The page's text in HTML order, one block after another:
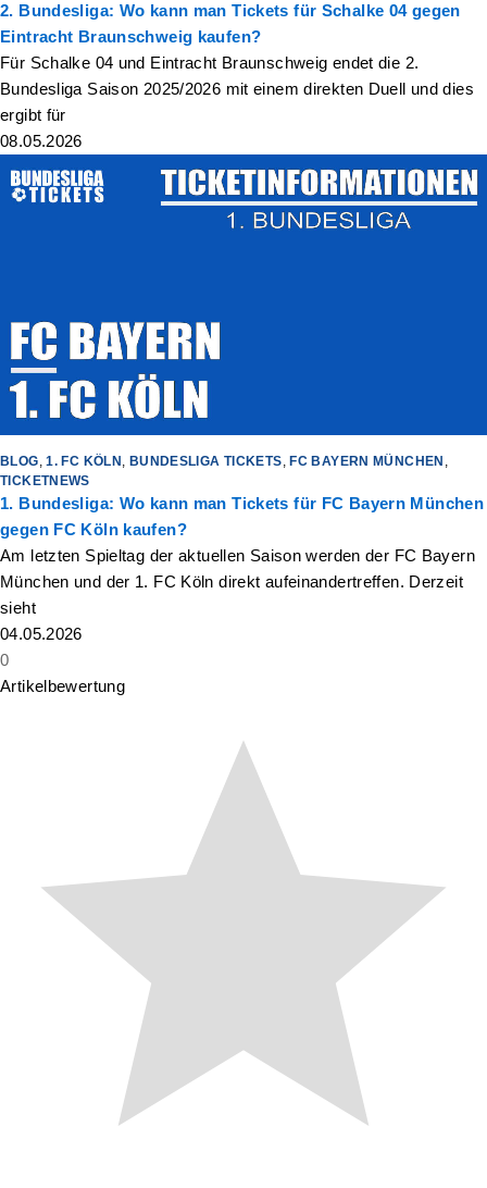
2. Bundesliga: Wo kann man Tickets für Schalke 04 gegen
Eintracht Braunschweig kaufen?
Für Schalke 04 und Eintracht Braunschweig endet die 2.
Bundesliga Saison 2025/2026 mit einem direkten Duell und dies
ergibt für
08.05.2026
BLOG,1. FC KÖLN , BUNDESLIGA TICKETS, FC BAYERN MÜNCHEN ,
TICKETNEWS
1. Bundesliga: Wo kann man Tickets für FC Bayern München
gegen FC Köln kaufen?
Am letzten Spieltag der aktuellen Saison werden der FC Bayern
München und der 1. FC Köln direkt aufeinandertreffen. Derzeit
sieht
04.05.2026
0
Artikelbewertung